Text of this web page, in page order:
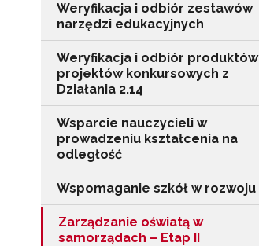
Weryfikacja i odbiór zestawów
narzędzi edukacyjnych
Weryfikacja i odbiór produktów
projektów konkursowych z
Działania 2.14
Wsparcie nauczycieli w
prowadzeniu kształcenia na
odległość
Wspomaganie szkół w rozwoju
Zarządzanie oświatą w
samorządach – Etap II